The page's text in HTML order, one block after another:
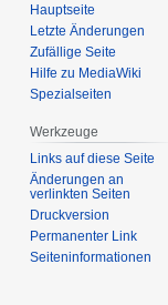
Hauptseite
Letzte Änderungen
Zufällige Seite
Hilfe zu MediaWiki
Spezialseiten
Werkzeuge
Links auf diese Seite
Änderungen an
verlinkten Seiten
Druckversion
Permanenter Link
Seiten­­informationen